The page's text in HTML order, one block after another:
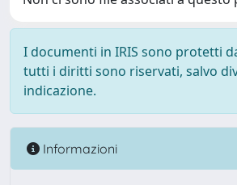
I documenti in IRIS sono protetti
tutti i diritti sono riservati, salvo
indicazione.
Informazioni